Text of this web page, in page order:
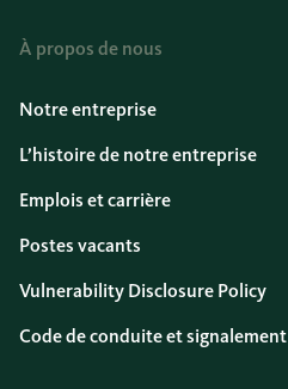
À propos de nous
Notre entreprise
L’histoire de notre entreprise
Emplois et carrière
Postes vacants
Vulnerability Disclosure Policy
Code de conduite et signalement